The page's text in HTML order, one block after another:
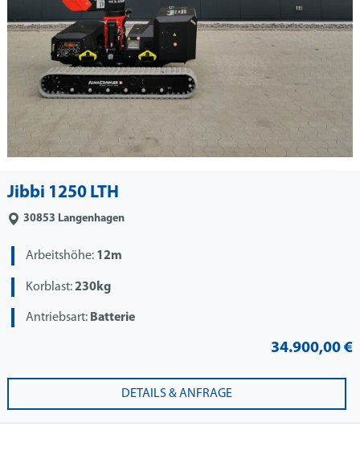
Jibbi 1250 LTH
30853 Langenhagen
Arbeitshöhe: 12m
Korblast:230kg
Antriebsart: Batterie
34.900,00 €
DETAILS & ANFRAGE